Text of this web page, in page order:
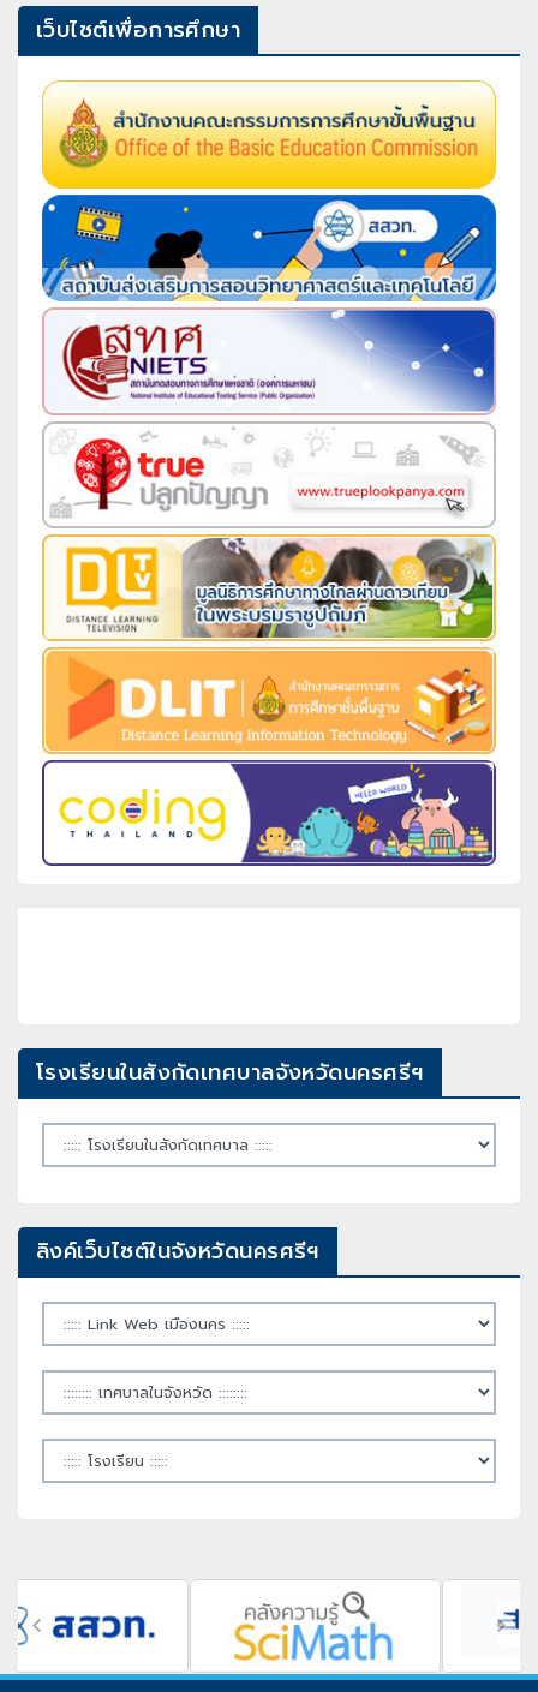
เว็บไซต์เพื่อการศึกษา
โรงเรียนในสังกัดเทศบาลจังหวัดนครศรีฯ
ลิงค์เว็บไซต์ในจังหวัดนครศรีฯ